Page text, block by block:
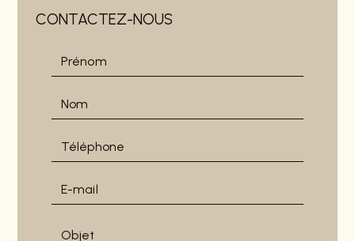
CONTACTEZ-NOUS